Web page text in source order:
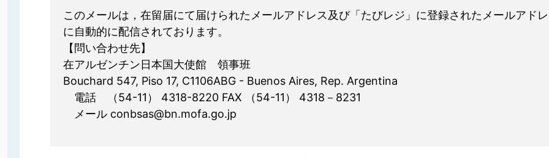
このメールは，在留届にて届けられたメールアドレス及び「たびレジ」に登録されたメールアド
に自動的に配信されております。
【問い合わせ先】
在アルゼンチン日本国大使館 領事班
Bouchard 547, Piso 17, C1106ABG - Buenos Aires, Rep. Argentina
電話 （54-11） 4318-8220 FAX （54-11） 4318－8231
メール conbsas@bn.mofa.go.jp